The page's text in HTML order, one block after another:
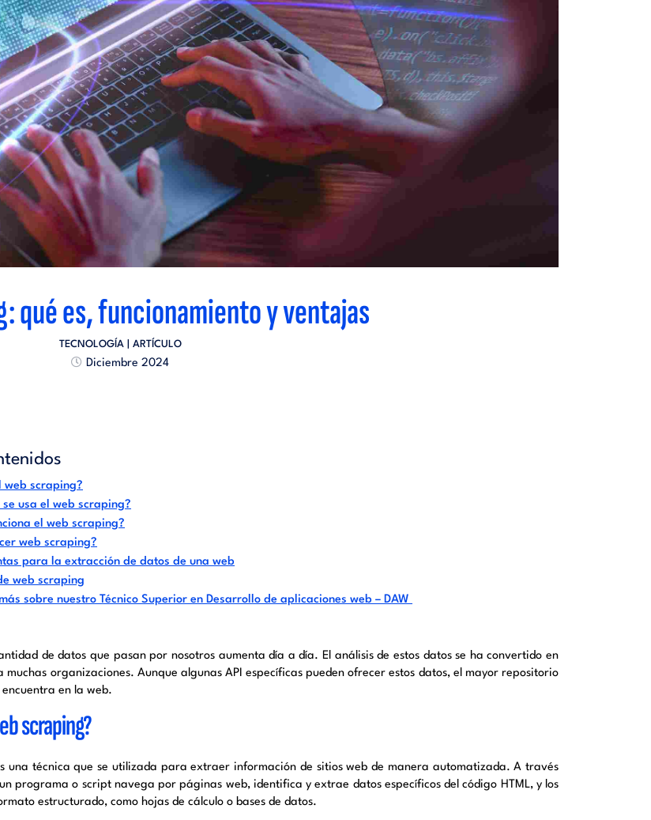
qué es, funcionamiento y ventajas
TECNOLOGÍA | ARTÍCULO
Diciembre 2024
web scraping?
se usa el web scraping?
el web scraping?
web scraping?
para la extracción de datos de una web
web scraping
sobre nuestro Técnico Superior en Desarrollo de aplicaciones web – DAW
de datos que pasan por nosotros aumenta día a día. El análisis de estos datos se ha convertido en
muchas organizaciones. Aunque algunas API específicas pueden ofrecer estos datos, el mayor repositorio
en la web.
scraping?
una técnica que se utilizada para extraer información de sitios web de manera automatizada. A través
programa o script navega por páginas web, identifica y extrae datos específicos del código HTML, y los
estructurado, como hojas de cálculo o bases de datos.